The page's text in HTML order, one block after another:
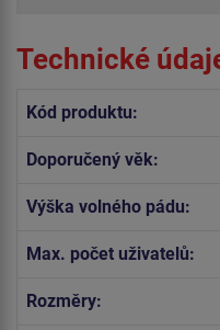
Technické
Kód produktu:
Doporučený věk:
Výška volného pádu:
Max. počet uživatelů:
Rozměry: